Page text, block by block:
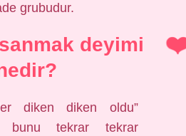
grubudur.
deyimi
diken diken oldu”
bunu tekrar tekrar